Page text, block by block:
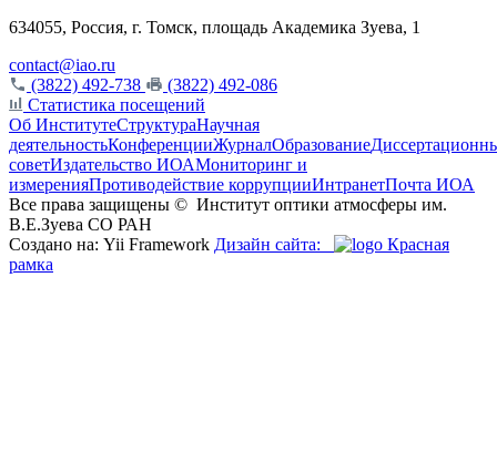
634055, Россия, г. Томск, площадь Академика Зуева, 1
contact@iao.ru
(3822) 492-738
(3822) 492-086
Статистика посещений
Об ИнститутеСтруктураНаучная
деятельностьКонференцииЖурналОбразование
советИздательство ИОАМониторинг и
измеренияПротиводействие коррупцииИнтранетПочта ИОА
Все права защищены © Институт оптики атмосферы им.
В.Е.Зуева СО РАН
Создано на: Yii Framework Дизайн сайта:
Красная
рамка